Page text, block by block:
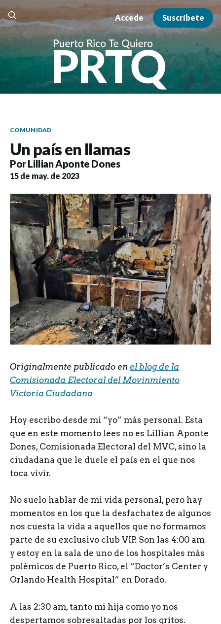
Accede Suscríbete
COMUNIDAD
Un país en llamas
PorLillian Aponte Dones
15 de may. de 2023
Originalmente publicado en el blog de la
Comisionada Electoral del Movinmiento
Victoria Ciudadana
Hoy escribo desde mi “yo” más personal. Esta
que en este momento lees no es Lillian Aponte
Dones, Comisionada Electoral del MVC, sino la
ciudadana que le duele el país en el que nos
toca vivir.
No suelo hablar de mi vida personal, pero hay
momentos en los que la desfachatez de algunos
nos cuesta la vida a aquellos que no formamos
parte de su exclusivo club VIP. Son las 4:00 am
y estoy en la sala de uno de los hospitales más
polémicos de Puerto Rico, el “Doctor’s Center y
Orlando Health Hospital” en Dorado.
A las 2:30 am, tanto mi hija como yo nos
despertamos sobresaltadas por los gritos.